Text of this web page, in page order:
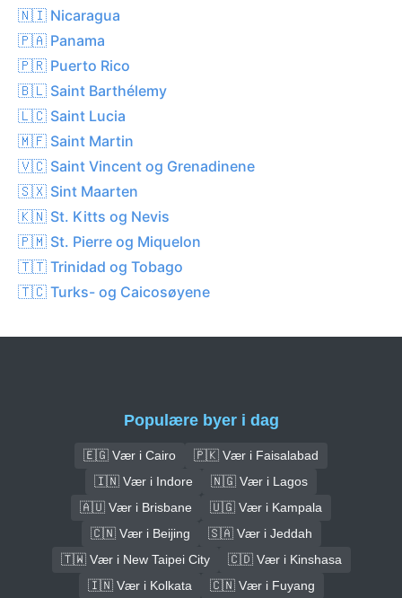
🇳🇮 Nicaragua
🇵🇦 Panama
🇵🇷 Puerto Rico
🇧🇱 Saint Barthélemy
🇱🇨 Saint Lucia
🇲🇫 Saint Martin
🇻🇨 Saint Vincent og Grenadinene
🇸🇽 Sint Maarten
🇰🇳 St. Kitts og Nevis
🇵🇲 St. Pierre og Miquelon
🇹🇹 Trinidad og Tobago
🇹🇨 Turks- og Caicosøyene
Populære byer i dag
🇪🇬 Vær i Cairo
🇵🇰 Vær i Faisalabad
🇮🇳 Vær i Indore
🇳🇬 Vær i Lagos
🇦🇺 Vær i Brisbane
🇺🇬 Vær i Kampala
🇨🇳 Vær i Beijing
🇸🇦 Vær i Jeddah
🇹🇼 Vær i New Taipei City
🇨🇩 Vær i Kinshasa
🇮🇳 Vær i Kolkata
🇨🇳 Vær i Fuyang